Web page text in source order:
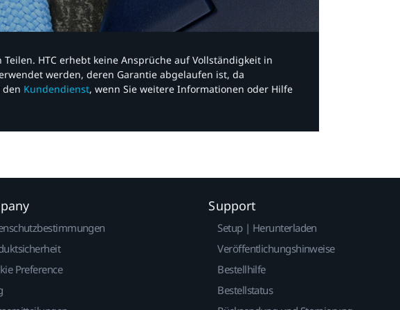
HTC erhebt keine Ansprüche auf Vollständigkeit in
werden, deren Garantie abgelaufen ist, da
den Kundendienst, wenn Sie weitere Informationen oder Hilfe
Preference
Support
Setup | Herunterladen
Veröffentlichungshinweise
Bestellhilfe
Bestellstatus